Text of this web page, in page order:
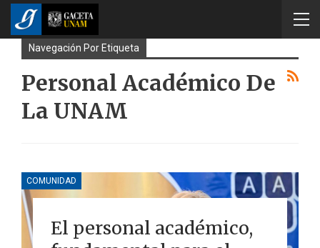
Navegación Por Etiqueta
Personal Académico De
La UNAM
COMUNIDAD
El personal académico,